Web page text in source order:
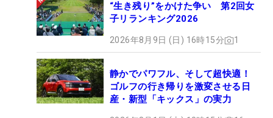
“生き残り”をかけた争い 第2回女
子リランキング2026
2026年8月9日 (日) 16時15分 1
静かでパワフル、そして超快適！
ゴルフの行き帰りを激変させる日
産・新型「キックス」の実力